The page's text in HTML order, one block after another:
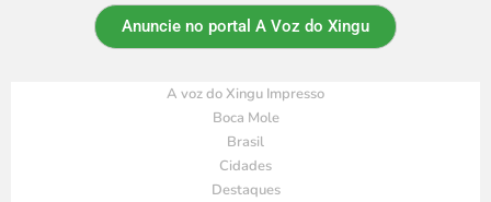
Anuncie no portal A Voz do Xingu
A voz do Xingu Impresso
Boca Mole
Brasil
Cidades
Destaques